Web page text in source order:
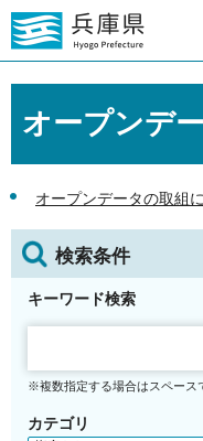
オープンデ
オープンデータの取組
検索条件
キーワード検索
※複数指定する場合はスペース
カテゴリ